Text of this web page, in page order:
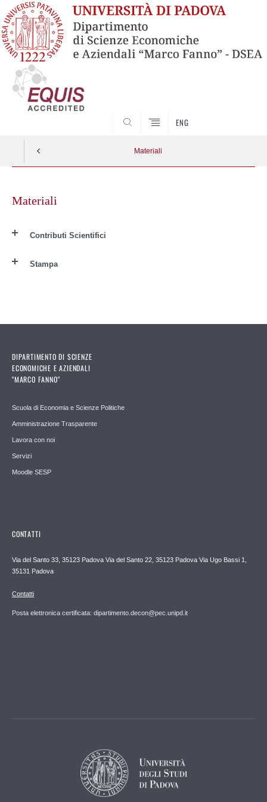
ENG
Materiali
contentMateriali
Contributi Scientifici
Stampa
DIPARTIMENTO DI SCIENZE
ECONOMICHE E AZIENDALI
"MARCO FANNO"
Scuola di Economia e Scienze Politiche
Amministrazione Trasparente
Lavora con noi
Servizi
Moodle SESP
CONTATTI
Via del Santo 33, 35123 Padova Via del Santo 22, 35123 Padova Via Ugo Bassi 1,
35131 Padova
Contatti
Posta elettronica certificata: dipartimento.decon@pec.unipd.it